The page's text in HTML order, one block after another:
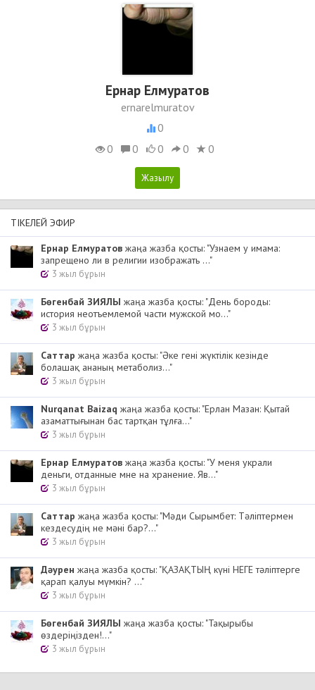
Ернар Елмуратов
ernarelmuratov
0
0
0 0 0 0
ТІКЕЛЕЙ ЭФИР
Ернар Елмуратов жаңа жазба қосты: "Узнаем у имама:
запрещено ли в религии изображать ..."
3 жыл бұрын
Бөгенбай ЗИЯЛЫ жаңа жазба қосты: "День бороды:
история неотъемлемой части мужской мо..."
3 жыл бұрын
Cаттар жаңа жазба қосты: "Әке гені жүктілік кезінде
болашақ ананың метаболиз..."
3 жыл бұрын
Nurqanat Baizaq жаңа жазба қосты: "Ерлан Мазан: Қытай
азаматтығынан бас тартқан тұлға..."
3 жыл бұрын
Ернар Елмуратов жаңа жазба қосты: "У меня украли
деньги, отданные мне на хранение. Яв..."
3 жыл бұрын
Cаттар жаңа жазба қосты: "Мәди Сырымбет: Тәліптермен
кездесудің не мәні бар?..."
3 жыл бұрын
Дәурен жаңа жазба қосты: "ҚАЗАҚТЫҢ күні НЕГЕ тәліптерге
қарап қалуы мүмкін? ..."
3 жыл бұрын
Бөгенбай ЗИЯЛЫ жаңа жазба қосты: "Тақырыбы
өздеріңізден!..."
3 жыл бұрын